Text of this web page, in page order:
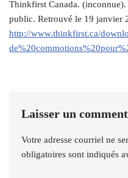
Thinkfirst Canada.
public. Retrouvé le 19 janvier
http://www.thinkfirst.ca/
Laisser un
Votre adresse courriel ne
obligatoires sont indiqués